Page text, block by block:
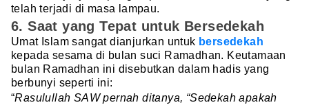
telah terjadi di masa lampau.
6. Saat yang Tepat untuk Bersedekah
Umat Islam sangat dianjurkan untuk bersedekah
kepada sesama di bulan suci Ramadhan. Keutamaan
bulan Ramadhan ini disebutkan dalam hadis yang
berbunyi seperti ini:
“Rasulullah SAW pernah ditanya, “Sedekah apakah